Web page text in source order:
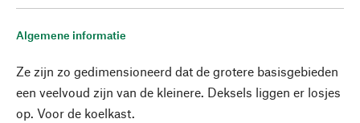
Algemene informatie
Ze zijn zo gedimensioneerd dat de grotere basisgebieden
een veelvoud zijn van de kleinere. Deksels liggen er losjes
op. Voor de koelkast.